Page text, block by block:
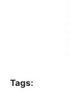
Tags: